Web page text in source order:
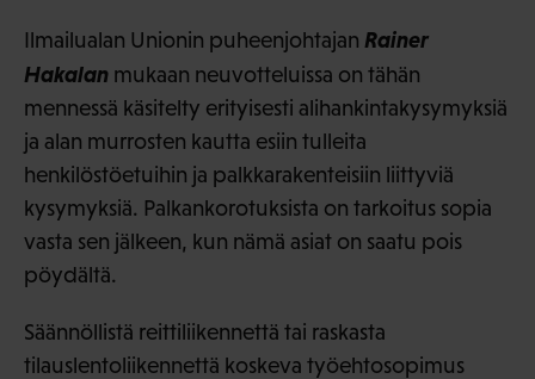
Ilmailualan Unionin puheenjohtajan Rainer
Hakalan mukaan neuvotteluissa on tähän
mennessä käsitelty erityisesti alihankintakysymyksiä
ja alan murrosten kautta esiin tulleita
henkilöstöetuihin ja palkkarakenteisiin liittyviä
kysymyksiä. Palkankorotuksista on tarkoitus sopia
vasta sen jälkeen, kun nämä asiat on saatu pois
pöydältä.
Säännöllistä reittiliikennettä tai raskasta
tilauslentoliikennettä koskeva työehtosopimus